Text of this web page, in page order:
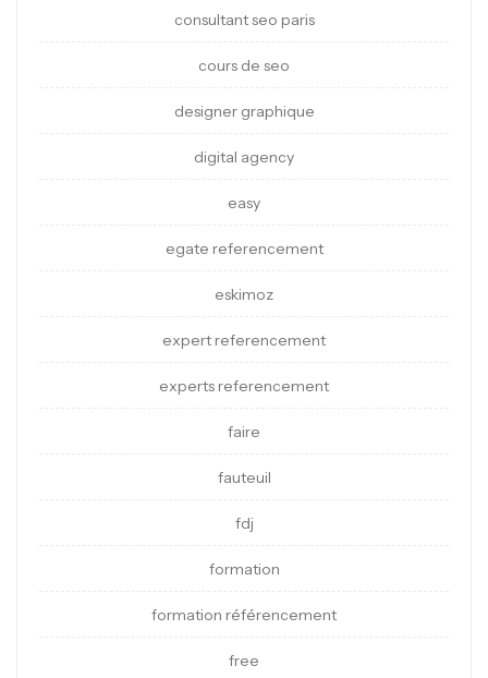
consultant seo paris
cours de seo
designer graphique
digital agency
easy
egate referencement
eskimoz
expert referencement
experts referencement
faire
fauteuil
fdj
formation
formation référencement
free